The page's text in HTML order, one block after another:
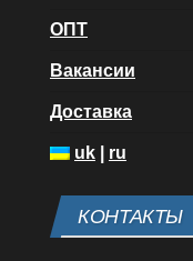
ОПТ
Вакансии
Доставка
uk ru
КОНТАКТЫ